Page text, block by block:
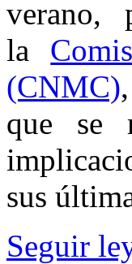
verano,
la
(CNMC)
que se
sus
Seguir